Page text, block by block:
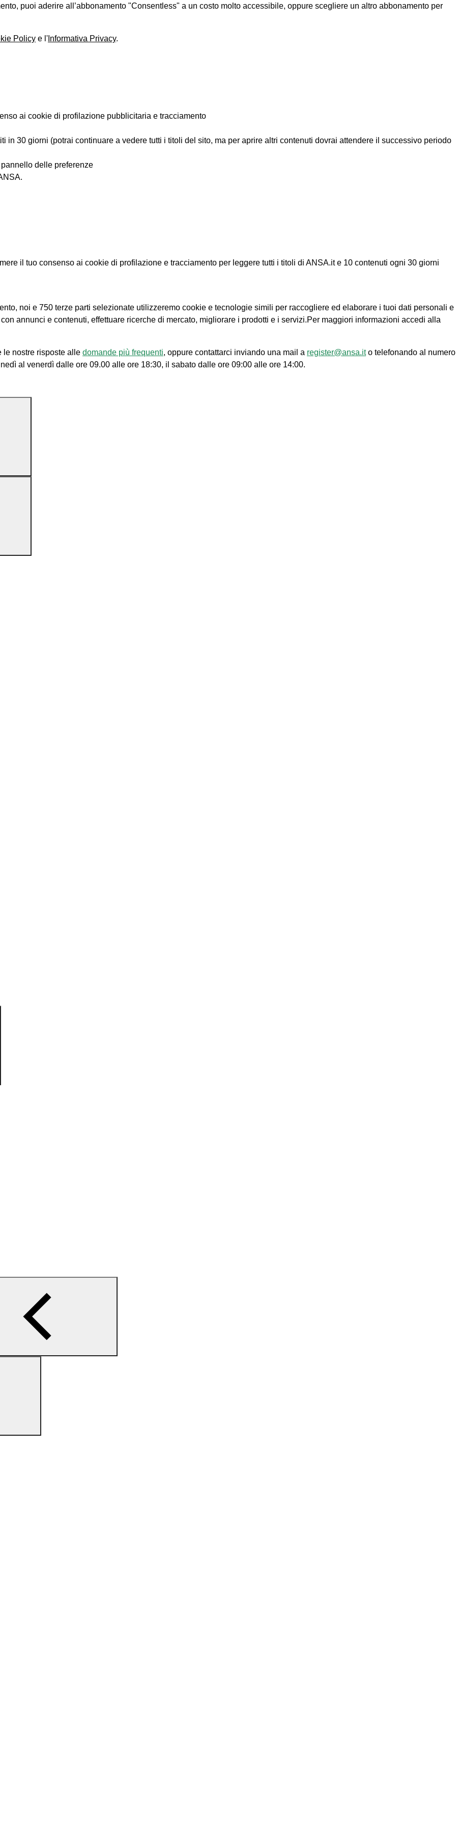
puoi aderire all’abbonamento "Consentless" a un costo molto accessibile, oppure scegliere un altro abbonamento per
Policy e l' Informativa Privacy.
ai cookie di profilazione pubblicitaria e tracciamento
in 30 giorni (potrai continuare a vedere tutti i titoli del sito, ma per aprire altri contenuti dovrai attendere il successivo periodo
delle preferenze
il tuo consenso ai cookie di profilazione e tracciamento per leggere tutti i titoli di ANSA.it e 10 contenuti ogni 30 giorni
noi e 750 terze parti selezionate utilizzeremo cookie e tecnologie simili per raccogliere ed elaborare i tuoi dati personali e
annunci e contenuti, effettuare ricerche di mercato, migliorare i prodotti e i servizi.Per maggiori informazioni accedi alla
le nostre risposte alle domande più frequenti, oppure contattarci inviando una mail a register@ansa.ito telefonando al numero
al venerdì dalle ore 09.00 alle ore 18:30, il sabato dalle ore 09:00 alle ore 14:00.